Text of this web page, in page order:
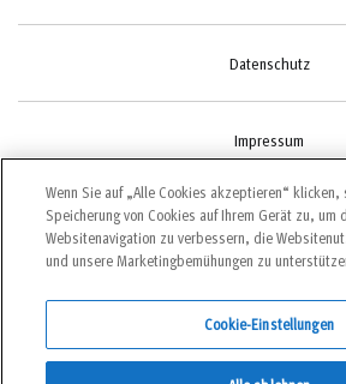
Datenschutz
Impressum
Cookie-Einstellungen
©2022 bergundsteigen
Wenn Sie auf „Alle Cookies akzeptieren“
Speicherung von Cookies auf Ihrem Gerät zu, um
Websitenavigation zu verbessern, die
und unsere Marketingbemühungen zu
Cookie-Einstellungen